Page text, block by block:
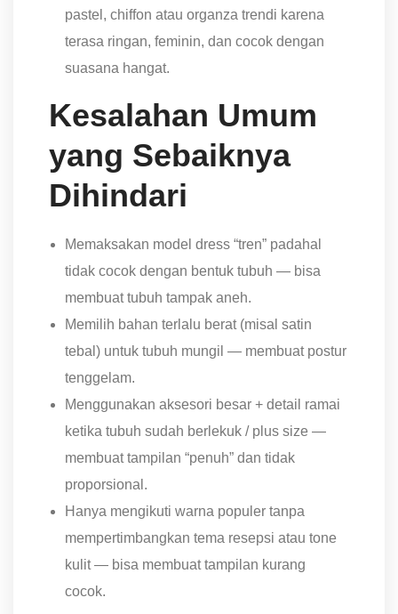
pastel, chiffon atau organza trendi karena
terasa ringan, feminin, dan cocok dengan
suasana hangat.
Kesalahan Umum
yang Sebaiknya
Dihindari
Memaksakan model dress “tren” padahal
tidak cocok dengan bentuk tubuh — bisa
membuat tubuh tampak aneh.
Memilih bahan terlalu berat (misal satin
tebal) untuk tubuh mungil — membuat postur
tenggelam.
Menggunakan aksesori besar + detail ramai
ketika tubuh sudah berlekuk / plus size —
membuat tampilan “penuh” dan tidak
proporsional.
Hanya mengikuti warna populer tanpa
mempertimbangkan tema resepsi atau tone
kulit — bisa membuat tampilan kurang
cocok.